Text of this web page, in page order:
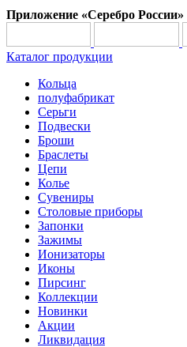
Приложение «Серебро России»
Каталог продукции
Кольца
полуфабрикат
Серьги
Подвески
Броши
Браслеты
Цепи
Колье
Сувениры
Столовые приборы
Запонки
Зажимы
Ионизаторы
Иконы
Пирсинг
Коллекции
Новинки
Акции
Ликвидация